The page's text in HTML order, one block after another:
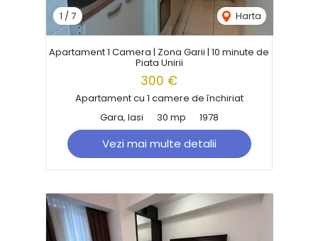
1 / 7 Harta
Apartament 1 Camera | Zona Garii | 10 minute de
Piata Unirii
300 €
Apartament cu 1 camere de închiriat
Gara, Iasi
30 mp 1978
Vezi mai multe detalii